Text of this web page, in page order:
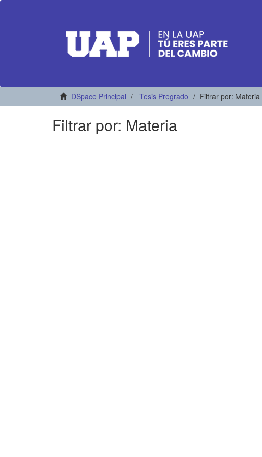
DSpace Principal Tesis Pregrado Filtrar por: Materia
Filtrar por: Materia